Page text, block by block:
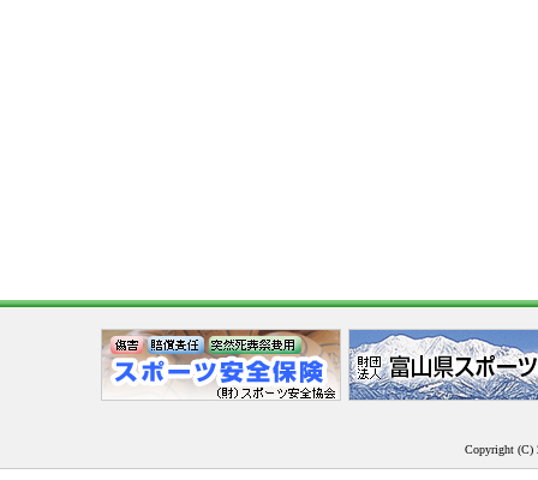
Copyright (C)